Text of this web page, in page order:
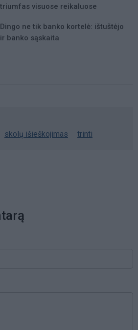
triumfas visuose reikaluose
Dingo ne tik banko kortelė: ištuštėjo
ir banko sąskaita
skolų išieškojimas trinti